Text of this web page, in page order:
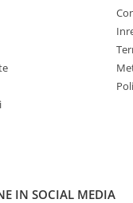
IN SOCIAL MEDIA